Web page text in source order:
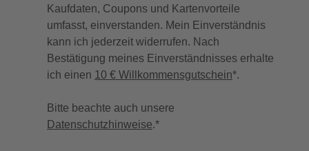
Kaufdaten, Coupons und Kartenvorteile
umfasst, einverstanden. Mein Einverständnis
kann ich jederzeit widerrufen. Nach
Bestätigung meines Einverständnisses erhalte
ich einen 10 € Willkommensgutschein*.
Bitte beachte auch unsere
Datenschutzhinweise.